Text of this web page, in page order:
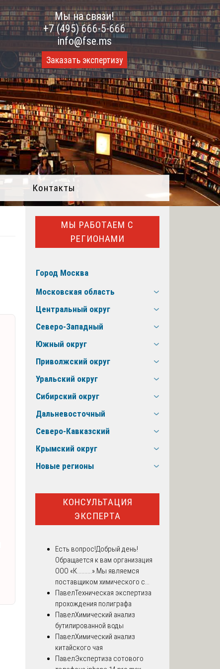
Мы на связи!
+7 (495) 666-5-666
info@fse.ms
Заказать экспертизу
Контакты
МЫ РАБОТАЕМ С
РЕГИОНАМИ
Город Москва
Московская область
Центральный округ
Северо-Западный
Южный округ
Приволжский округ
Уральский округ
Сибирский округ
Дальневосточный
Северо-Кавказский
Крымский округ
Новые регионы
КОНСУЛЬТАЦИЯ
ЭКСПЕРТА
Есть вопрос!Добрый день!
Обращается к вам организация
ООО «К..........».Мы являемся
поставщиком химического с...
ПавелТехническая экспертиза
прохождения полиграфа
ПавелХимический анализ
бутилированной воды
ПавелХимический анализ
китайского чая
ПавелЭкспертиза сотового